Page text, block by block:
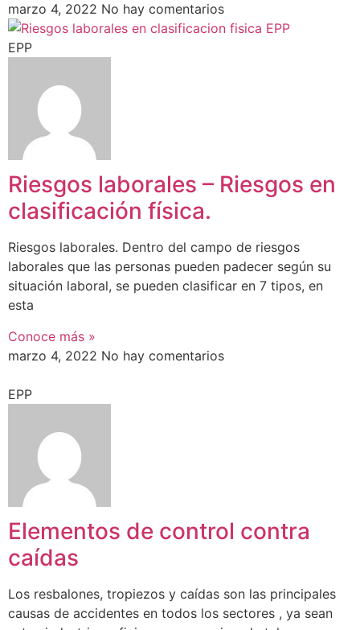
marzo 4, 2022 No hay comentarios
EPP
Riesgos laborales – Riesgos en
clasificación física.
Riesgos laborales. Dentro del campo de riesgos
laborales que las personas pueden padecer según su
situación laboral, se pueden clasificar en 7 tipos, en
esta
Conoce más »
marzo 4, 2022 No hay comentarios
EPP
Elementos de control contra
caídas
Los resbalones, tropiezos y caídas son las principales
causas de accidentes en todos los sectores , ya sean